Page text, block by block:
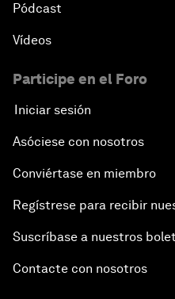
Pódcast
Vídeos
Participe en el Foro
Iniciar sesión
Asóciese con nosotros
Conviértase en miembro
Regístrese para recibir
Suscríbase a nuestros
Contacte con nosotros